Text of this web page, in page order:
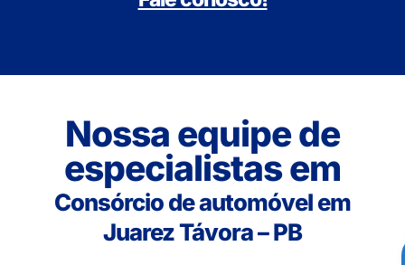
Nossa equipe de
especialistas em
Consórcio de automóvel em
Juarez Távora – PB